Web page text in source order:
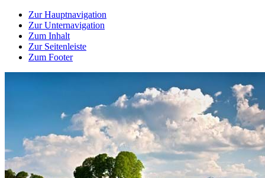
Zur Hauptnavigation
Zur Unternavigation
Zum Inhalt
Zur Seitenleiste
Zum Footer